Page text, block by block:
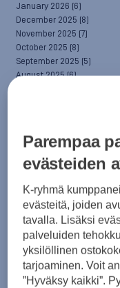
January 2026 (6)
December 2025 (8)
November 2025 (7)
October 2025 (8)
September 2025 (5)
August 2025(6)
March 2025(7)
February 2025 (6)
January 2025(8)
December 2024(6)
November 2024
(10)
October 2024 (8)
September 2024(4)
August 2024(6)
July 2024(5)
June 2024(5)
May 2024(7)
Parempaa
evästeiden
K-ryhmä
evästeitä, joiden
tavalla. Lisäksi
palveluiden
yksilöllinen
tarjoaminen. Voit
”Hyväksy kaikki”.